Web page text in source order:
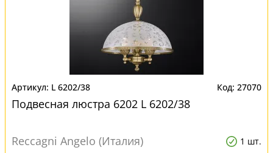
L 6202/38 27070
Подвесная люстра 6202 L 6202/38
Reccagni Angelo (Италия) 1 шт.